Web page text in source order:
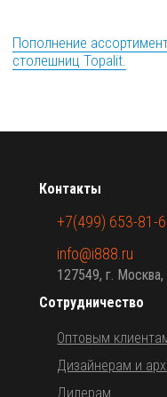
Пополнение
столешниц Topalit.
Сотрудничество
Оптовым
Дизайнерам и
Дилерам
Контакты
+7(499) 653-81-
info@i888.ru
127549, г. Москва,